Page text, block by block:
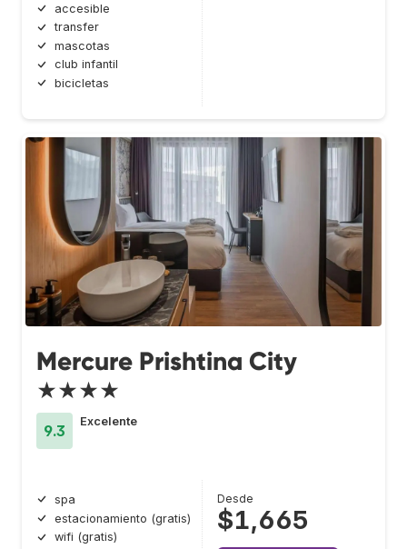
accesible
transfer
mascotas
club infantil
bicicletas
Mercure Prishtina City
★★★★
9.3
Excelente
spa
estacionamiento (gratis)
wifi (gratis)
Desde
$1,665